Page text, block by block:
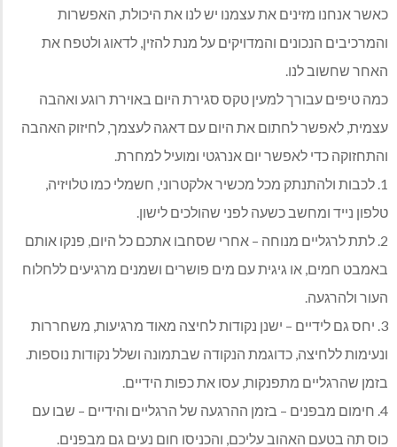
כאשר אנחנו מזינים את עצמנו יש לנו את היכולת, האפשרות
והמרכיבים הנכונים והמדויקים על מנת להזין, לדאוג ולטפח את
האחר שחשוב לנו.
כמה טיפים עבורך למעין טקס סגירת היום באוירת רוגע ואהבה
עצמית, לאפשר לחתום את היום עם דאגה לעצמך, לחיזוק האהבה
והתחזוקה כדי לאפשר יום אנרגטי ומועיל למחרת.
1. לכבות ולהתנתק מכל מכשיר אלקטרוני, חשמלי כמו טלויזיה,
טלפון נייד ומחשב כשעה לפני שהולכים לישון.
2. לתת לרגליים מנוחה – אחרי שסחבו אתכם כל היום, פנקו אותם
באמבט חמים, או גיגית עם מים פושרים ושמנים מרגיעים ללחלוח
העור ולהרגעה.
3. יחס גם לידיים – ישנן נקודות לחיצה מאוד מרגיעות, משחררות
ונעימות ללחיצה, כדוגמת הנקודה שבתמונה ושלל נקודות נוספות.
בזמן שהרגליים מתפנקות, עסו את כפות הידיים.
4. חימום מבפנים – בזמן ההרגעה של הרגליים והידיים – שבו עם
כוס תה בטעם האהוב עליכם, והכניסו חום נעים גם מבפנים.